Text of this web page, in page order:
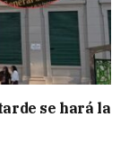
se hará la